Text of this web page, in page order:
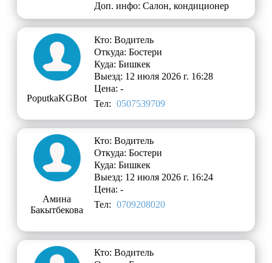
Доп. инфо: Салон, кондиционер
PoputkaKGBot
Кто: Водитель
Откуда: Бостери
Куда: Бишкек
Выезд: 12 июля 2026 г. 16:28
Цена: -
Тел: 0507539709
Амина
Бакытбекова
Кто: Водитель
Откуда: Бостери
Куда: Бишкек
Выезд: 12 июля 2026 г. 16:24
Цена: -
Тел: 0709208020
Кто: Водитель